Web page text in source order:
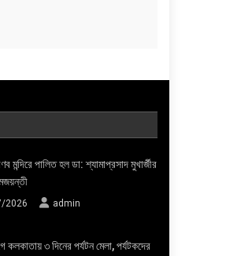
মন্দিরে পালিত হল ডা: শ্যামাপ্রসাদ মুখার্জীর
2026 admin
৩ দিনের পর্যটন মেলা, পর্যটকদের